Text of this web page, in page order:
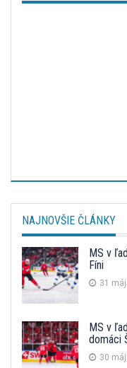
NAJNOVŠIE ČLÁNKY
MS v
Fíni
31
MS v
domáci
30